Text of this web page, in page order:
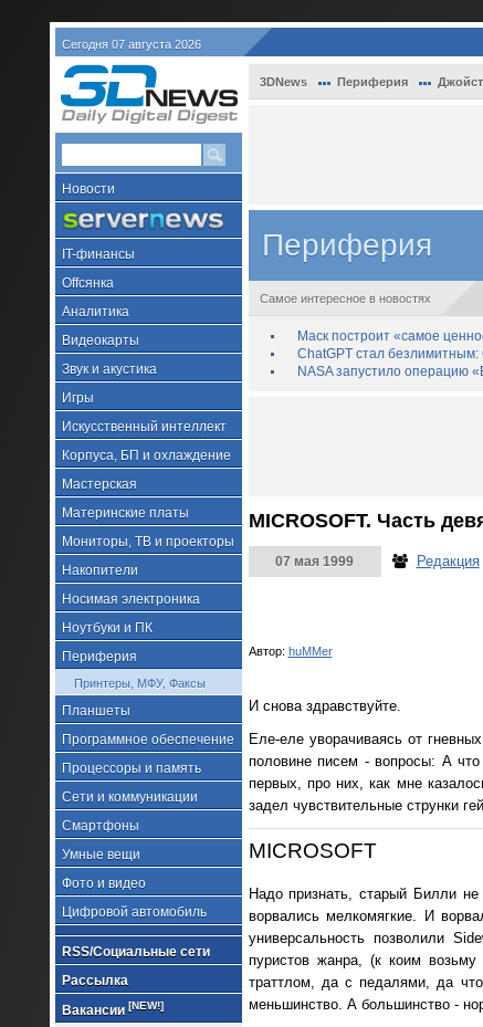
Сегодня 07 августа 2026
Новости
IT-финансы
Offсянка
Аналитика
Видеокарты
Звук и акустика
Игры
Искусственный интеллект
Корпуса, БП и охлаждение
Мастерская
Материнские платы
Мониторы, ТВ и проекторы
Накопители
Носимая электроника
Ноутбуки и ПК
Периферия
Принтеры, МФУ, Факсы
Планшеты
Программное обеспечение
Процессоры и память
Сети и коммуникации
Смартфоны
Умные вещи
Фото и видео
Цифровой автомобиль
RSS/Социальные сети
Рассылка
Вакансии [NEW!]
3DNews Периферия
Периферия
Самое интересное в новостях
Маск построит «самое
ChatGPT стал безлимитным:
NASA запустило операцию
MICROSOFT. Часть
07 мая 1999 Редакция
Автор: huMMer
И снова здравствуйте.
Еле-еле уворачиваясь от
половине писем - вопросы: А
первых, про них, как мне
задел чувствительные струнки
MICROSOFT
Надо признать, старый Билли
ворвались мелкомягкие. И
универсальность позволили
пуристов жанра, (к коим
траттлом, да с педалями, да
меньшинство. А большинство -